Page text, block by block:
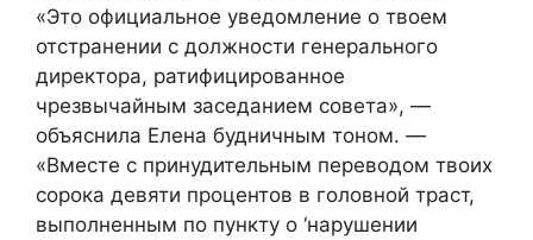
«Это официальное уведомление о твоем
отстранении с должности генерального
директора, ратифицированное
чрезвычайным заседанием совета», —
объяснила Елена будничным тоном. —
«Вместе с принудительным переводом твоих
сорока девяти процентов в головной траст,
выполненным по пункту о ‘нарушении